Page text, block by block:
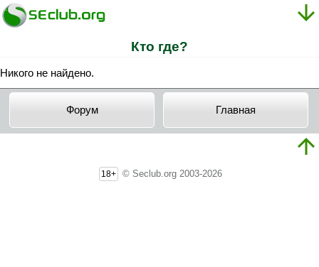
Кто где?
Никого не найдено.
Форум Главная
18+ © Seclub.org 2003-2026